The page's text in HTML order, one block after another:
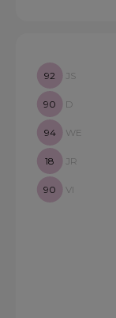
92 JS
90 D
94 WE
18 JR
90 VI